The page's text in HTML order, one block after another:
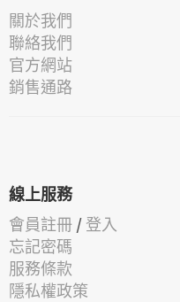
關於我們
聯絡我們
官方網站
銷售通路
線上服務
會員註冊 / 登入
忘記密碼
服務條款
隱私權政策